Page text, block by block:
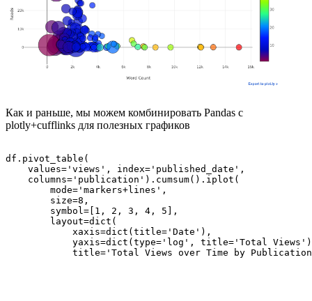
Как и раньше, мы можем комбинировать Pandas с
plotly+cufflinks для полезных графиков
df.pivot_table(
    values='views', index='published_date',
    columns='publication').cumsum().iplot(
        mode='markers+lines',
        size=8,
        symbol=[1, 2, 3, 4, 5],
        layout=dict(
            xaxis=dict(title='Date'),
yaxis=dict(type='log', title='Total
title='Total Views over Time by